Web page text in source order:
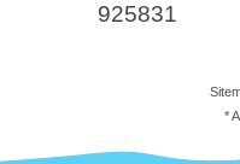
925831
*